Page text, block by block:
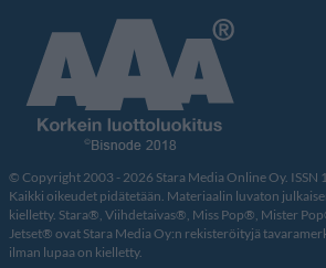
© Copyright 2003 - 2026 Stara Media Online Oy.
Kaikki oikeudet pidätetään. Materiaalin luvaton
kielletty. Stara®, Viihdetaivas®, Miss Pop®, Mister
Jetset® ovat Stara Media Oy:n rekisteröityjä
ilman lupaa on kielletty.